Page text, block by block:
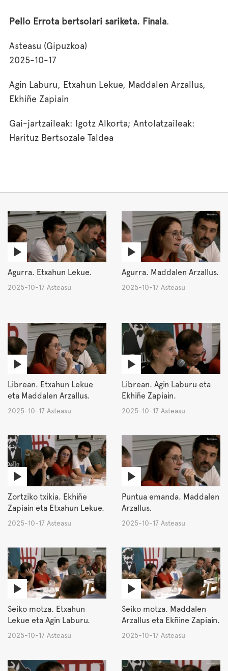
Pello Errota bertsolari sariketa. Finala.
Asteasu (Gipuzkoa)
2025-10-17
Agin Laburu, Etxahun Lekue, Maddalen Arzallus,
Ekhiñe Zapiain
Gai-jartzaileak: Igotz Alkorta; Antolatzaileak:
Harituz Bertsozale Taldea
Agurra. Etxahun Lekue.
2025-10-17 Asteasu
Agurra. Maddalen Arzallus.
2025-10-17 Asteasu
Librean. Etxahun Lekue
eta Maddalen Arzallus.
2025-10-17 Asteasu
Librean. Agin Laburu eta
Ekhiñe Zapiain.
2025-10-17 Asteasu
Zortziko txikia. Ekhiñe
Zapiain eta Etxahun Lekue.
2025-10-17 Asteasu
Puntua emanda. Maddalen
Arzallus.
2025-10-17 Asteasu
Seiko motza. Etxahun
Lekue eta Agin Laburu.
2025-10-17 Asteasu
Seiko motza. Maddalen
Arzallus eta Ekñine Zapiain.
2025-10-17 Asteasu